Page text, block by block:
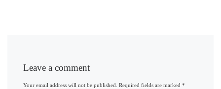
Leave a comment
Your email address will not be published. Required fields are marked*